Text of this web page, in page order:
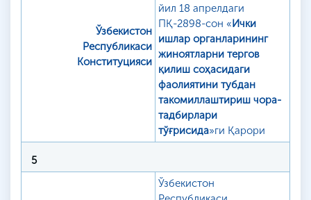
Ўзбекистон
Республикаси
Конституцияси
йил 18 апрелдаги
ПҚ-2898-сон «Ички
ишлар органларининг
жиноятларни тергов
қилиш соҳасидаги
фаолиятини тубдан
такомиллаштириш чора-
тадбирлари
тўғрисида»ги Қарори
5
Ўзбекистон